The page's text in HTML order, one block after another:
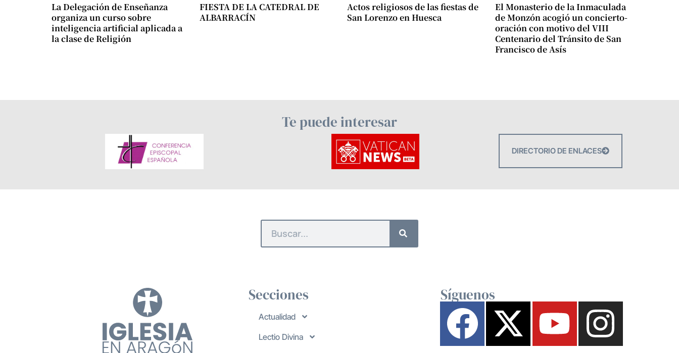
La Delegación de Enseñanza
organiza un curso sobre
inteligencia artificial aplicada a
la clase de Religión
FIESTA DE LA CATEDRAL DE
ALBARRACÍN
Actos religiosos de las fiestas de
San Lorenzo en Huesca
El Monasterio de la Inmaculada
de Monzón acogió un concierto-
oración con motivo del VIII
Centenario del Tránsito de San
Francisco de Asís
Te puede interesar
DIRECTORIO DE ENLACES
Secciones
Actualidad
Lectio Divina
Síguenos